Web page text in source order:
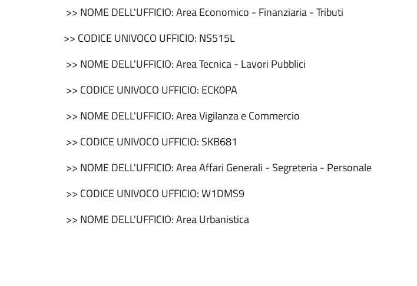
>> NOME DELL'UFFICIO: Area Economico - Finanziaria - Tributi
>> CODICE UNIVOCO UFFICIO: NS515L
>> NOME DELL'UFFICIO: Area Tecnica - Lavori Pubblici
>> CODICE UNIVOCO UFFICIO: ECK0PA
>> NOME DELL'UFFICIO: Area Vigilanza e Commercio
>> CODICE UNIVOCO UFFICIO: SKB681
>> NOME DELL'UFFICIO: Area Affari Generali - Segreteria - Personale
>> CODICE UNIVOCO UFFICIO: W1DMS9
>> NOME DELL'UFFICIO: Area Urbanistica